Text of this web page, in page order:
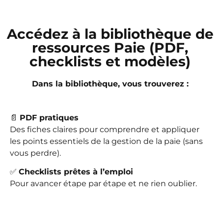
Accédez à la bibliothèque de
ressources Paie (PDF,
checklists et modèles)
Dans la bibliothèque, vous trouverez :
📄 PDF pratiques
Des fiches claires pour comprendre et appliquer
les points essentiels de la gestion de la paie (sans
vous perdre).
✅ Checklists prêtes à l’emploi
Pour avancer étape par étape et ne rien oublier.